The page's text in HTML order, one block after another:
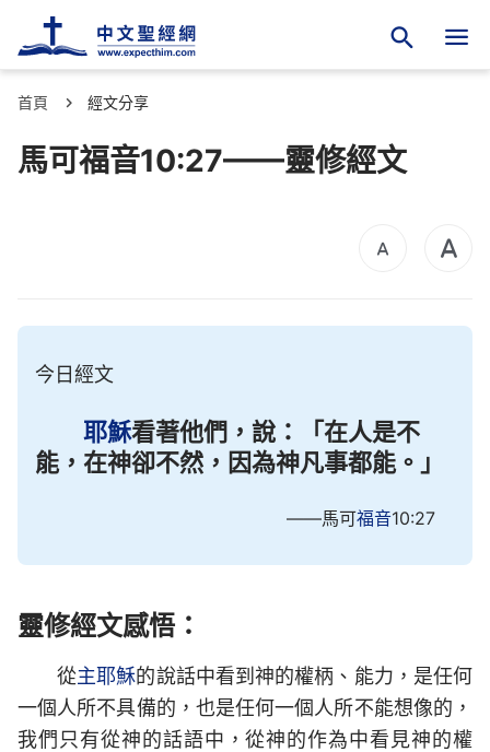
首頁 經文分享
馬可福音10:27——靈修經文
今日經文
耶穌看著他們，說：「在人是不
能，在神卻不然，因為神凡事都能。」
——馬可福音10:27
靈修經文感悟：
從主耶穌的說話中看到神的權柄、能力，是任何
一個人所不具備的，也是任何一個人所不能想像的，
我們只有從神的話語中，從神的作為中看見神的權